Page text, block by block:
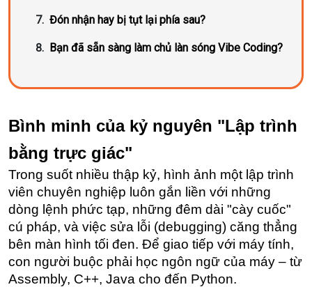
Đón nhận hay bị tụt lại phía sau?
Bạn đã sẵn sàng làm chủ làn sóng Vibe Coding?
Bình minh của kỷ nguyên "Lập trình
bằng trực giác"
Trong suốt nhiều thập kỷ, hình ảnh một lập trình
viên chuyên nghiệp luôn gắn liền với những
dòng lệnh phức tạp, những đêm dài "cày cuốc"
cú pháp, và việc sửa lỗi (debugging) căng thẳng
bên màn hình tối đen. Để giao tiếp với máy tính,
con người buộc phải học ngôn ngữ của máy – từ
Assembly, C++, Java cho đến Python.